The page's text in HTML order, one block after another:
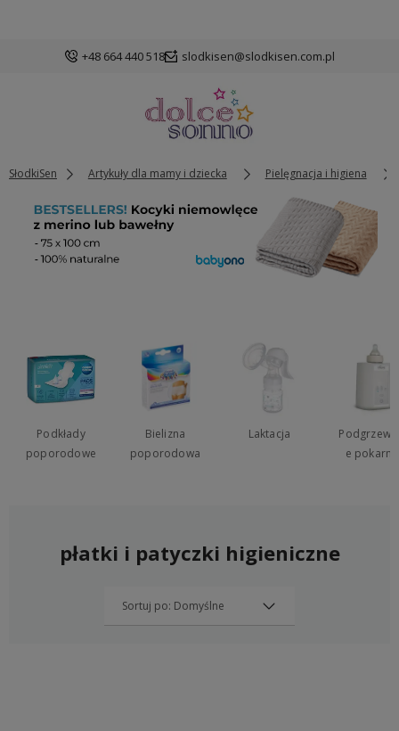
+48 664 440 518 slodkisen@slodkisen.com.pl
SłodkiSen Artykuły dla mamy i dziecka Pielęgnacja i higiena
Podkłady
poporodowe
Bielizna
poporodowa
Laktacja
e
płatki i patyczki higieniczne